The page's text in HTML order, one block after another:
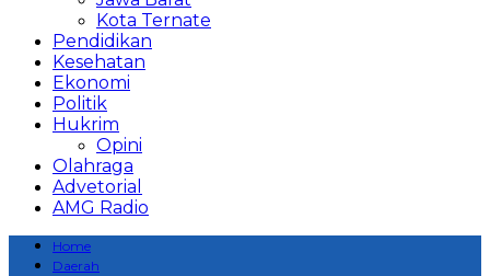
Kota Ternate
Pendidikan
Kesehatan
Ekonomi
Politik
Hukrim
Opini
Olahraga
Advetorial
AMG Radio
Home
Daerah